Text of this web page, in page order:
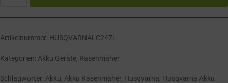
Artikelnummer: HUSQVARNALC247i
Kategorien: Akku Geräte, Rasenmäher
Schlagwörter: Akku, Akku Rasenmäher, Husqvarna, Husqvarna Akku